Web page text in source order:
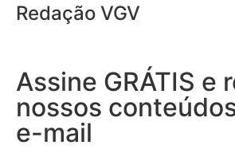
Redação VGV
Assine GRÁTIS e
nossos
e-mail